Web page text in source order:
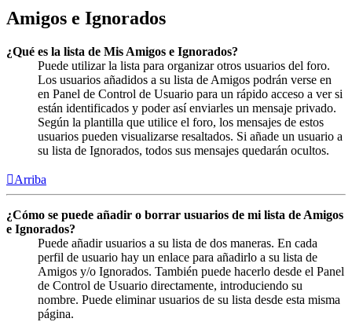
Amigos e Ignorados
¿Qué es la lista de Mis Amigos e Ignorados?
Puede utilizar la lista para organizar otros usuarios del foro.
Los usuarios añadidos a su lista de Amigos podrán verse en
en Panel de Control de Usuario para un rápido acceso a ver si
están identificados y poder así enviarles un mensaje privado.
Según la plantilla que utilice el foro, los mensajes de estos
usuarios pueden visualizarse resaltados. Si añade un usuario a
su lista de Ignorados, todos sus mensajes quedarán ocultos.
Arriba
¿Cómo se puede añadir o borrar usuarios de mi lista de Amigos
e Ignorados?
Puede añadir usuarios a su lista de dos maneras. En cada
perfil de usuario hay un enlace para añadirlo a su lista de
Amigos y/o Ignorados. También puede hacerlo desde el Panel
de Control de Usuario directamente, introduciendo su
nombre. Puede eliminar usuarios de su lista desde esta misma
página.